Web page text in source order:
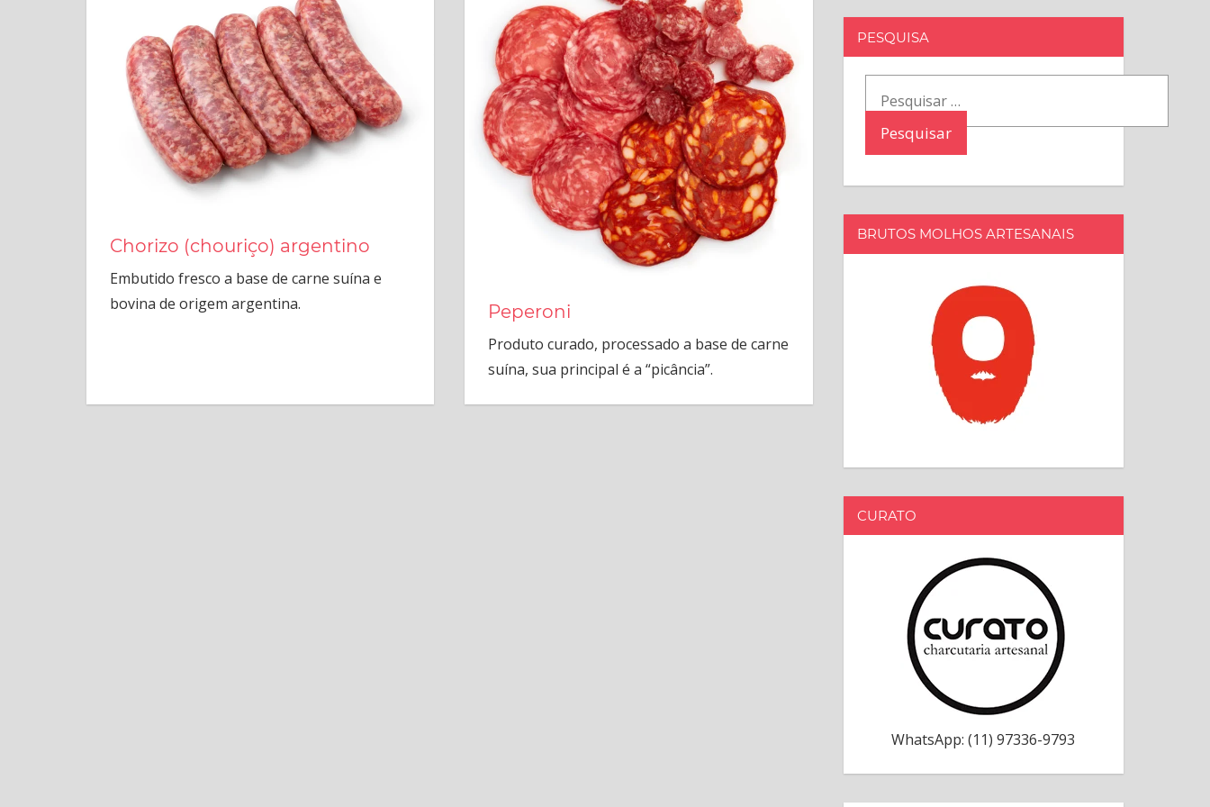
charcutaria.
Chorizo (chouriço) argentino
Embutido fresco a base de carne suína e
bovina de origem argentina.
Peperoni
Produto curado, processado a base de carne
suína, sua principal é a “picância”.
PESQUISA
por:
BRUTOS MOLHOS ARTESANAIS
CURATO
WhatsApp: (11) 97336-9793